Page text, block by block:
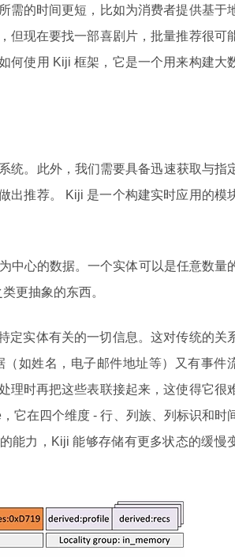
需的时间更短，比如为消费者提供基于
但现在要找一部喜剧片，批量推荐很可
何使用 Kiji 框架，它是一个用来构建大
统。此外，我们需要具备迅速获取与指
出推荐。 Kiji 是一个构建实时应用的模
中心的数据。一个实体可以是任意数量
更抽象的东西。
定实体有关的一切信息。这对传统的关
如姓名，电子邮件地址等）又有事件
理时再把这些表联接起来，这使得它很
它在四个维度 - 行、列族、列标识和时
能力，Kiji 能够存储有更多状态的缓慢